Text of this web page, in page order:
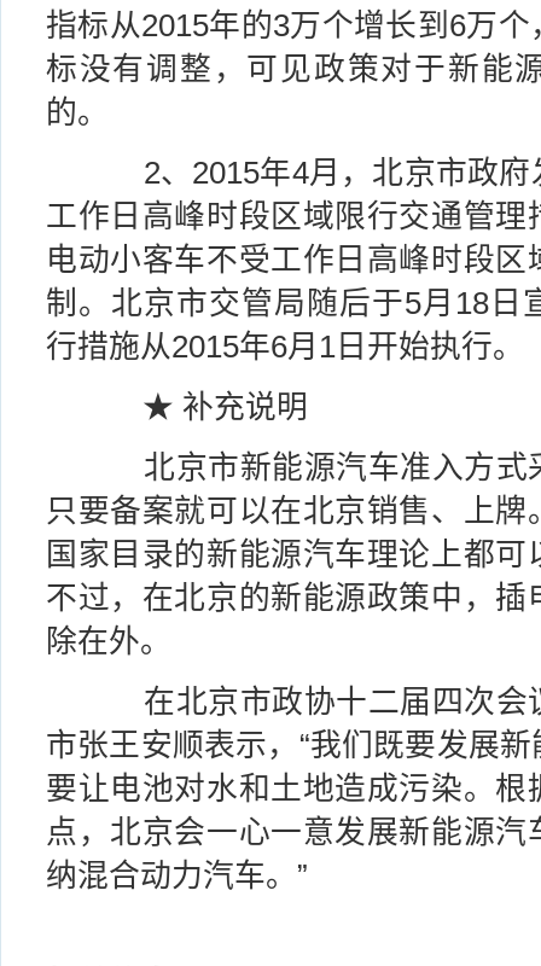
指标从2015年的3万个增长到6万
标没有调整，可见政策对于新能
的。
2、2015年4月，北京市政府
工作日高峰时段区域限行交通管
电动小客车不受工作日高峰时段
制。北京市交管局随后于5月18日
行措施从2015年6月1日开始执行。
★ 补充说明
北京市新能源汽车准入方式
只要备案就可以在北京销售、上
国家目录的新能源汽车理论上都
不过，在北京的新能源政策中，
除在外。
在北京市政协十二届四次会
市张王安顺表示，“我们既要发展
要让电池对水和土地造成污染。
点，北京会一心一意发展新能源
纳混合动力汽车。”